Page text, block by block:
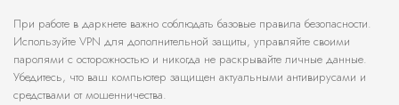
При работе в даркнете важно соблюдать базовые правила безопасности.
Используйте VPN для дополнительной защиты, управляйте своими
паролями с осторожностью и никогда не раскрывайте личные данные.
Убедитесь, что ваш компьютер защищен актуальными антивирусами и
средствами от мошенничества.